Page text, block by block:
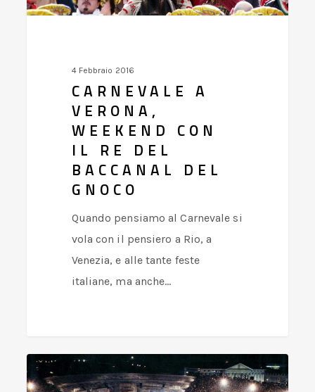
Re
4 Febbraio 2016
CARNEVALE A
VERONA,
WEEKEND CON
IL RE DEL
BACCANAL DEL
GNOCO
Quando pensiamo al Carnevale si
vola con il pensiero a Rio, a
Venezia, e alle tante feste
italiane, ma anche…
Verona
palcoscenico